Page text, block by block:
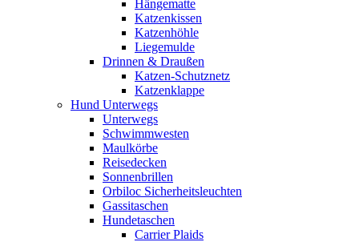
Hängematte
Katzenkissen
Katzenhöhle
Liegemulde
Drinnen & Draußen
Katzen-Schutznetz
Katzenklappe
Hund Unterwegs
Unterwegs
Schwimmwesten
Maulkörbe
Reisedecken
Sonnenbrillen
Orbiloc Sicherheitsleuchten
Gassitaschen
Hundetaschen
Carrier Plaids